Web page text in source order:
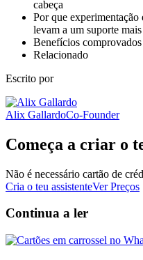
cabeça
Por que
levam a um suporte
Benefícios
Relacionado
Escrito por
Alix GallardoCo-Founder
Começa a criar o
Não é necessário cartão de
Cria o teu assistenteVer Preços
Continua a ler